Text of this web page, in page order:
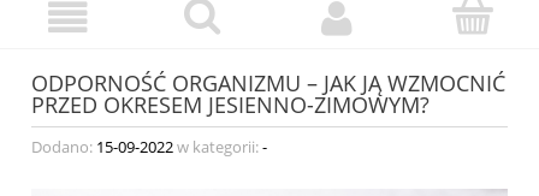
ODPORNOŚĆ ORGANIZMU – JAK JĄ WZMOCNIĆ
PRZED OKRESEM JESIENNO-ZIMOWYM?
Dodano: 15-09-2022w kategorii:-